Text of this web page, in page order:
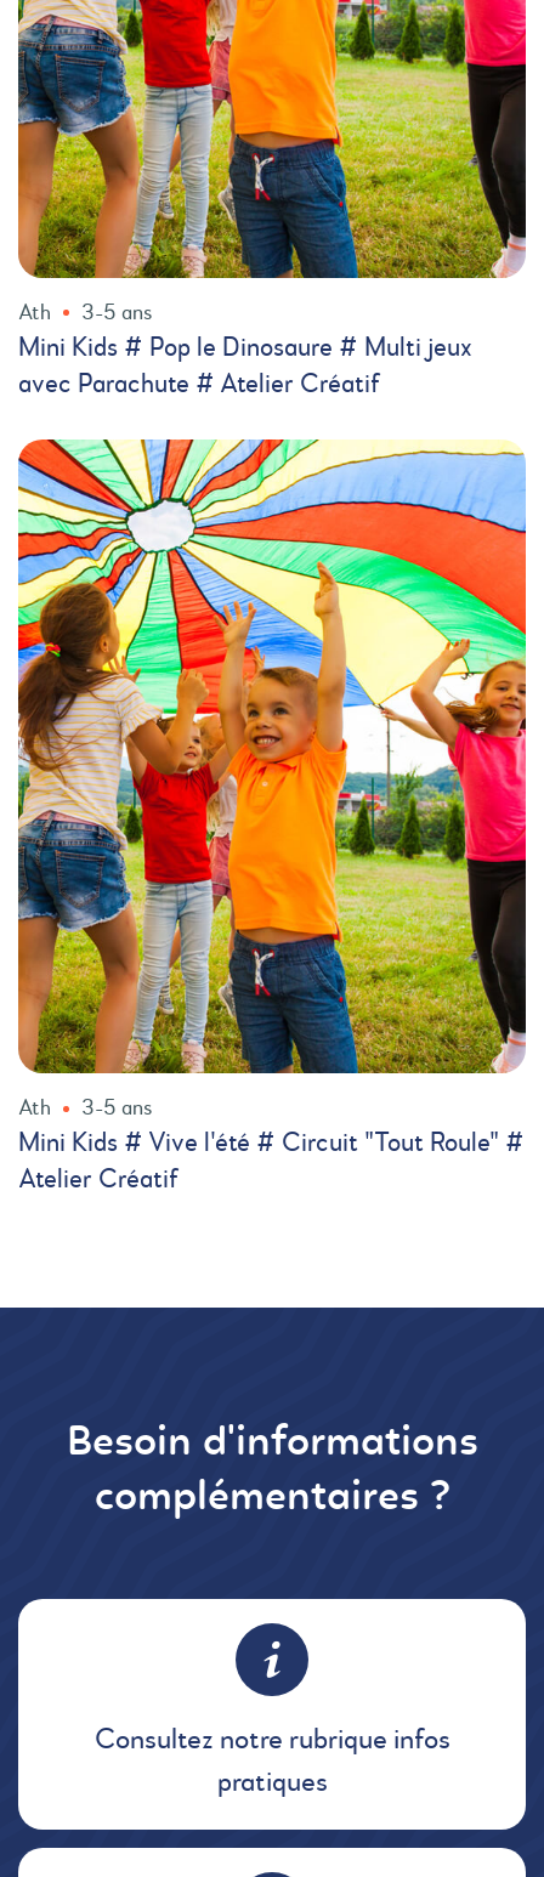
Ath 3-5 ans
Mini Kids # Pop le Dinosaure # Multi jeux
avec Parachute # Atelier Créatif
Ath 3-5 ans
Mini Kids # Vive l'été # Circuit "Tout Roule" #
Atelier Créatif
Besoin d'informations
complémentaires ?
Consultez notre rubrique infos
pratiques